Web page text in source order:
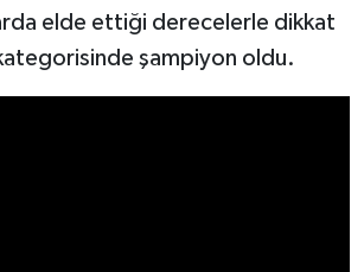
elde ettiği derecelerle dikkat
şampiyon oldu.